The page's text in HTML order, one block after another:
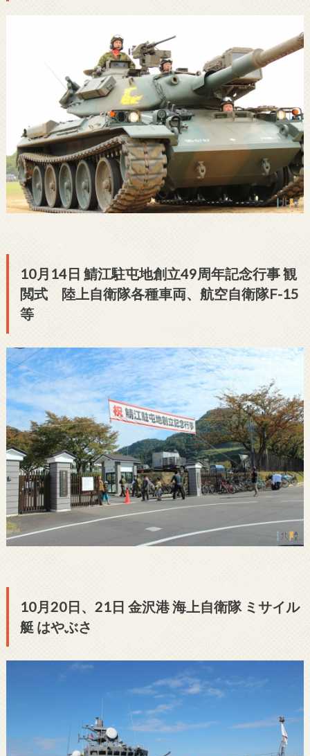
10月14日 鯖江駐屯地創立49周年記念行事 観
閲式 陸上自衛隊各種車両、航空自衛隊F-15
等
10月20日、21日 金沢港 海上自衛隊 ミサイル
艇 はやぶさ